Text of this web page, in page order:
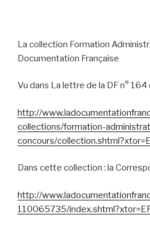
La collection Formation
Documentation Française
Vu dans La lettre de la DF n°
http://
collections/formation-
concours/
Dans cette collection : la
http://
110065735/